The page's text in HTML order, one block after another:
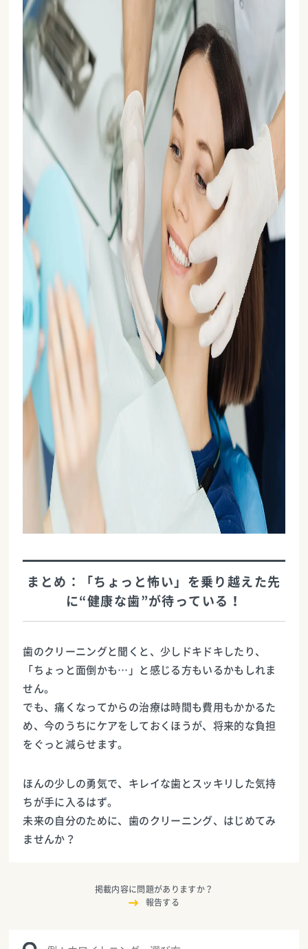
まとめ：「ちょっと怖い」を乗り越えた先
に“健康な歯”が待っている！
歯のクリーニングと聞くと、少しドキドキしたり、
「ちょっと面倒かも…」と感じる方もいるかもしれま
せん。
でも、痛くなってからの治療は時間も費用もかかるた
め、今のうちにケアをしておくほうが、将来的な負担
をぐっと減らせます。
ほんの少しの勇気で、キレイな歯とスッキリした気持
ちが手に入るはず。
未来の自分のために、歯のクリーニング、はじめてみ
ませんか？
掲載内容に問題がありますか？
報告する